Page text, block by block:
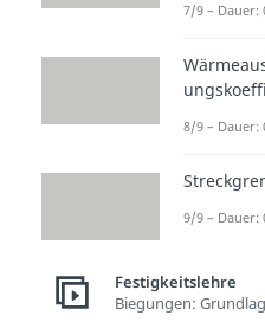
Die Rand-
je nach
Tabelle
7/9 – Dauer:
8/9 – Dauer:
9/9 – Dauer:
Festigkeitslehre
Biegungen: